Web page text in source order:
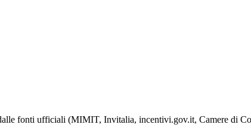
fonti ufficiali (MIMIT, Invitalia, incentivi.gov.it, Camere di